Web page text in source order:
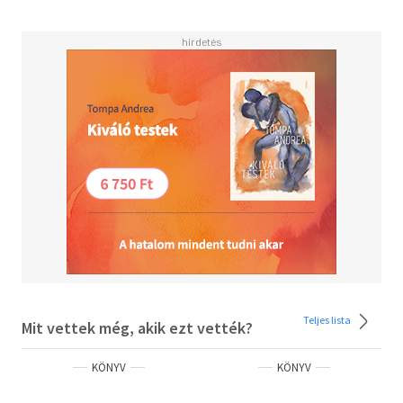
Mit vettek még, akik ezt vették? Teljes lista
KÖNYV KÖNYV